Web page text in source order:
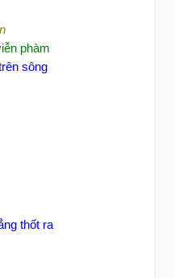
phàm
sông
thốt ra